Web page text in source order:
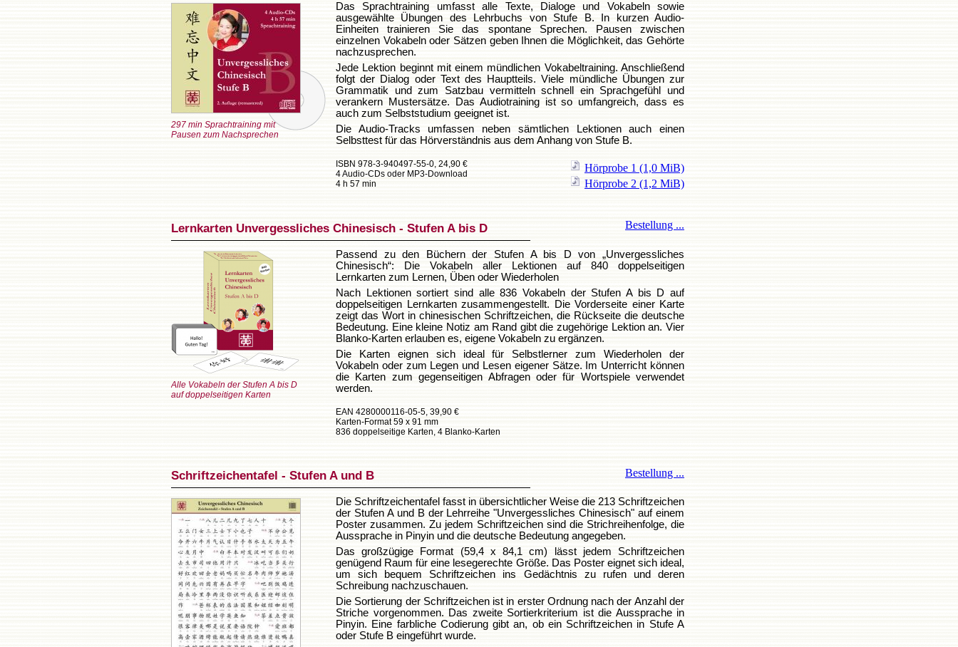
297 min Sprachtraining mit
Pausen zum Nachsprechen
Das Sprachtraining umfasst alle Texte, Dialoge und Vokabeln sowie
ausgewählte Übungen des Lehrbuchs von Stufe B. In kurzen Audio-
Einheiten trainieren Sie das spontane Sprechen. Pausen zwischen
einzelnen Vokabeln oder Sätzen geben Ihnen die Möglichkeit, das Gehörte
nachzusprechen.
Jede Lektion beginnt mit einem mündlichen Vokabeltraining. Anschließend
folgt der Dialog oder Text des Hauptteils. Viele mündliche Übungen zur
Grammatik und zum Satzbau vermitteln schnell ein Sprachgefühl und
verankern Mustersätze. Das Audiotraining ist so umfangreich, dass es
auch zum Selbststudium geeignet ist.
Die Audio-Tracks umfassen neben sämtlichen Lektionen auch einen
Selbsttest für das Hörverständnis aus dem Anhang von Stufe B.
ISBN 978-3-940497-55-0, 24,90 €
4 Audio-CDs oder MP3-Download
4 h 57 min
Hörprobe 1 (1,0 MiB)
Hörprobe 2 (1,2 MiB)
Lernkarten Unvergessliches Chinesisch - Stufen A bis D Bestellung ...
Alle Vokabeln der Stufen A bis D
auf doppelseitigen Karten
Passend zu den Büchern der Stufen A bis D von „Unvergessliches
Chinesisch“: Die Vokabeln aller Lektionen auf 840 doppelseitigen
Lernkarten zum Lernen, Üben oder Wiederholen
Nach Lektionen sortiert sind alle 836 Vokabeln der Stufen A bis D auf
doppelseitigen Lernkarten zusammengestellt. Die Vorderseite einer Karte
zeigt das Wort in chinesischen Schriftzeichen, die Rückseite die deutsche
Bedeutung. Eine kleine Notiz am Rand gibt die zugehörige Lektion an. Vier
Blanko-Karten erlauben es, eigene Vokabeln zu ergänzen.
Die Karten eignen sich ideal für Selbstlerner zum Wiederholen der
Vokabeln oder zum Legen und Lesen eigener Sätze. Im Unterricht können
die Karten zum gegenseitigen Abfragen oder für Wortspiele verwendet
werden.
EAN 4280000116-05-5, 39,90 €
Karten-Format 59 x 91 mm
836 doppelseitige Karten, 4 Blanko-Karten
Schriftzeichentafel - Stufen A und B Bestellung ...
Die Schriftzeichentafel fasst in übersichtlicher Weise die 213 Schriftzeichen
der Stufen A und B der Lehrreihe "Unvergessliches Chinesisch" auf einem
Poster zusammen. Zu jedem Schriftzeichen sind die Strichreihenfolge, die
Aussprache in Pinyin und die deutsche Bedeutung angegeben.
Das großzügige Format (59,4 x 84,1 cm) lässt jedem Schriftzeichen
genügend Raum für eine lesegerechte Größe. Das Poster eignet sich ideal,
um sich bequem Schriftzeichen ins Gedächtnis zu rufen und deren
Schreibung nachzuschauen.
Die Sortierung der Schriftzeichen ist in erster Ordnung nach der Anzahl der
Striche vorgenommen. Das zweite Sortierkriterium ist die Aussprache in
Pinyin. Eine farbliche Codierung gibt an, ob ein Schriftzeichen in Stufe A
oder Stufe B eingeführt wurde.